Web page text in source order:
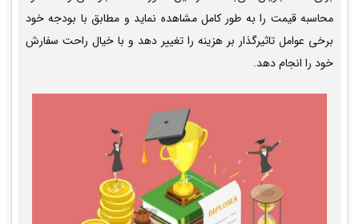
محاسبه قیمت را به طور کامل مشاهده نماید و مطابق با بودجه خود
برخی عوامل تاثیرگذار بر هزینه را تغییر دهد و با خیال راحت سفارش
خود را انجام دهد.